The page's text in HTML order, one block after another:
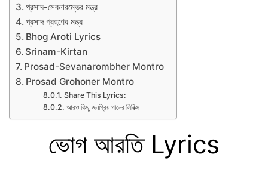
প্রসাদ-সেবনারম্ভের মন্ত্র
প্রসাদ গ্রহণের মন্ত্র
Bhog Aroti Lyrics
Srinam-Kirtan
Prosad-Sevanarombher Montro
Prosad Grohoner Montro
Share This Lyrics:
আরও কিছু জনপ্রিয় গানের লিরিক্স
ভোগ আরতি Lyrics